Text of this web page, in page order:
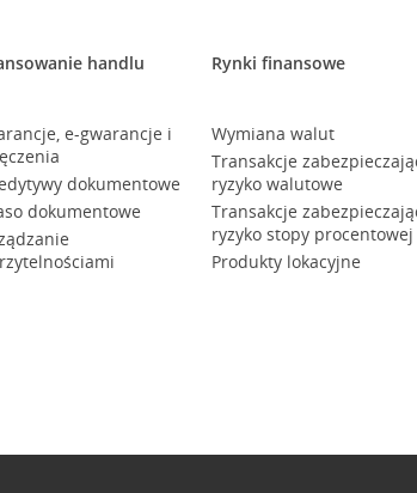
handlu
e-gwarancje i
dokumentowe
dokumentowe
Rynki finansowe
Wymiana walut
Transakcje
ryzyko walutowe
Transakcje
ryzyko stopy procentowej
Produkty lokacyjne